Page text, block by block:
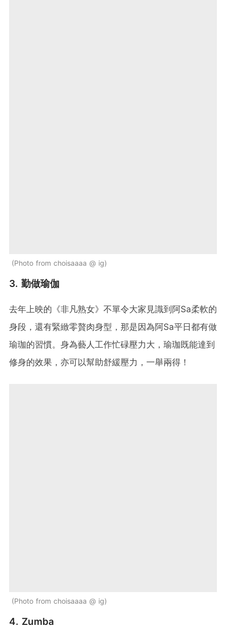
Photo from choisaaaa @ ig
3. 勤做瑜伽
去年上映的《非凡熟女》不單令大家見識到阿Sa柔軟的
身段，還有緊緻零贅肉身型，那是因為阿Sa平日都有做
瑜珈的習慣。身為藝人工作忙碌壓力大，瑜珈既能達到
修身的效果，亦可以幫助舒緩壓力，一舉兩得！
Photo from choisaaaa @ ig
4. Zumba